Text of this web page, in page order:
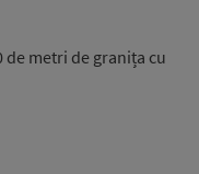
de metri de granița cu